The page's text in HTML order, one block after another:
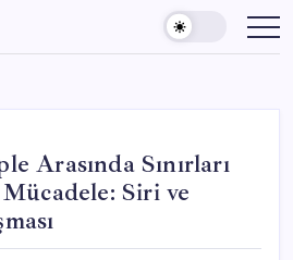
Arasında Sınırları
Siri ve